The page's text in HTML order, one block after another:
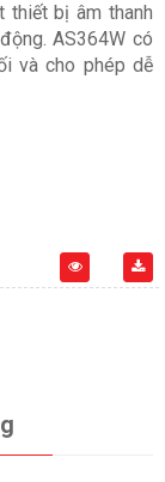
thiết bị âm thanh
AS364W có
và cho phép dễ